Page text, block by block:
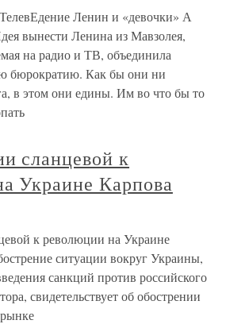
Ленин и «девочки» А
вынести Ленина из Мавзолея,
на радио и ТВ, объединила
бюрократию. Как бы они ни
в этом они едины. Им во что бы то
сланцевой к
Украине Карпова
к революции на Украине
ситуации вокруг Украины,
санкций против российского
свидетельствует об обострении